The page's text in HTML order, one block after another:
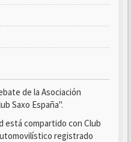
de la Asociación
Saxo España".
está compartido con Club
registrado